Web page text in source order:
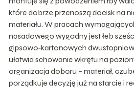
które dobrze przenoszą docisk na
materiału. W pracach
nasadowego wygodny jest łeb
gipsowo‑kartonowych
ułatwia schowanie wkrętu na
organizacja doboru – materiał,
porządkuje decyzję już na starcie i